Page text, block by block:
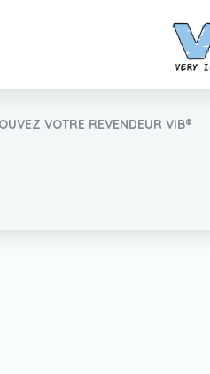
VOTRE REVENDEUR VIB®